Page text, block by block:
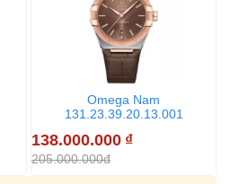
Omega Nam
131.23.39.20.13.001
138.000.000 ₫
205.000.000đ